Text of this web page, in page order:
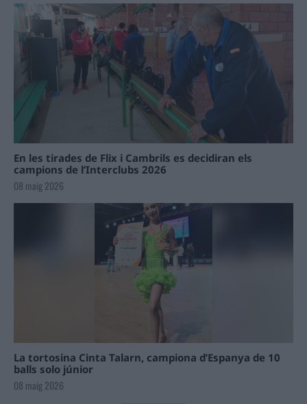
En les tirades de Flix i Cambrils es decidiran els
campions de l’Interclubs 2026
08 maig 2026
La tortosina Cinta Talarn, campiona d’Espanya de 10
balls solo júnior
08 maig 2026